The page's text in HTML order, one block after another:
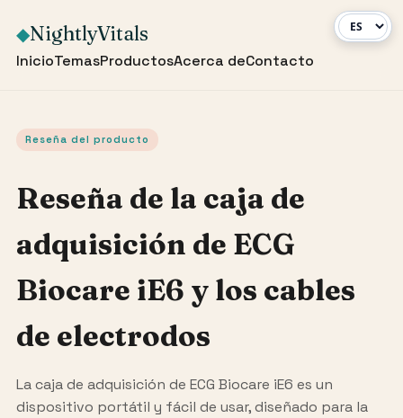
◆NightlyVitals
InicioTemasProductosAcerca deContacto
Reseña del producto
Reseña de la caja de
adquisición de ECG
Biocare iE6 y los cables
de electrodos
La caja de adquisición de ECG Biocare iE6 es un
dispositivo portátil y fácil de usar, diseñado para la